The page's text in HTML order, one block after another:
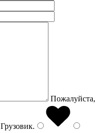
Пожалуйста,
Грузовик.